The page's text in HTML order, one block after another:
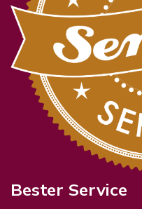
Bester Service